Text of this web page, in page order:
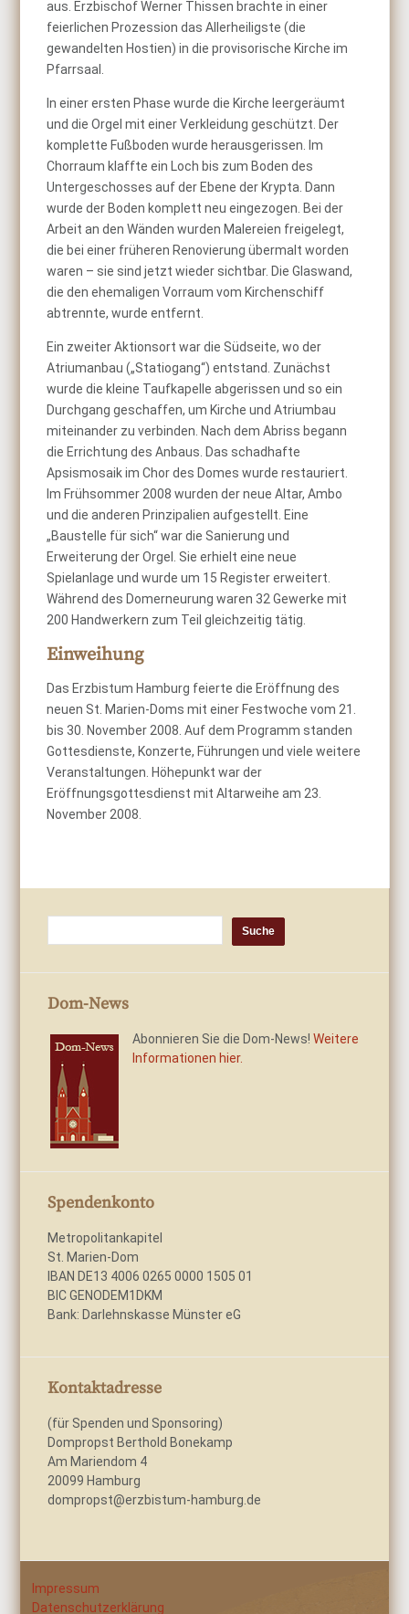
aus. Erzbischof Werner Thissen brachte in einer
feierlichen Prozession das Allerheiligste (die
gewandelten Hostien) in die provisorische Kirche im
Pfarrsaal.
In einer ersten Phase wurde die Kirche leergeräumt
und die Orgel mit einer Verkleidung geschützt. Der
komplette Fußboden wurde herausgerissen. Im
Chorraum klaffte ein Loch bis zum Boden des
Untergeschosses auf der Ebene der Krypta. Dann
wurde der Boden komplett neu eingezogen. Bei der
Arbeit an den Wänden wurden Malereien freigelegt,
die bei einer früheren Renovierung übermalt worden
waren – sie sind jetzt wieder sichtbar. Die Glaswand,
die den ehemaligen Vorraum vom Kirchenschiff
abtrennte, wurde entfernt.
Ein zweiter Aktionsort war die Südseite, wo der
Atriumanbau („Statiogang“) entstand. Zunächst
wurde die kleine Taufkapelle abgerissen und so ein
Durchgang geschaffen, um Kirche und Atriumbau
miteinander zu verbinden. Nach dem Abriss begann
die Errichtung des Anbaus. Das schadhafte
Apsismosaik im Chor des Domes wurde restauriert.
Im Frühsommer 2008 wurden der neue Altar, Ambo
und die anderen Prinzipalien aufgestellt. Eine
„Baustelle für sich“ war die Sanierung und
Erweiterung der Orgel. Sie erhielt eine neue
Spielanlage und wurde um 15 Register erweitert.
Während des Domerneurung waren 32 Gewerke mit
200 Handwerkern zum Teil gleichzeitig tätig.
Einweihung
Das Erzbistum Hamburg feierte die Eröffnung des
neuen St. Marien-Doms mit einer Festwoche vom 21.
bis 30. November 2008. Auf dem Programm standen
Gottesdienste, Konzerte, Führungen und viele weitere
Veranstaltungen. Höhepunkt war der
Eröffnungsgottesdienst mit Altarweihe am 23.
November 2008.
Dom-News
Abonnieren Sie die Dom-News!Weitere
Informationen hier.
Spendenkonto
Metropolitankapitel
St. Marien-Dom
IBAN DE13 4006 0265 0000 1505 01
BIC GENODEM1DKM
Bank: Darlehnskasse Münster eG
Kontaktadresse
(für Spenden und Sponsoring)
Dompropst Berthold Bonekamp
Am Mariendom 4
20099 Hamburg
dompropst@erzbistum-hamburg.de
Impressum
Datenschutzerklärung